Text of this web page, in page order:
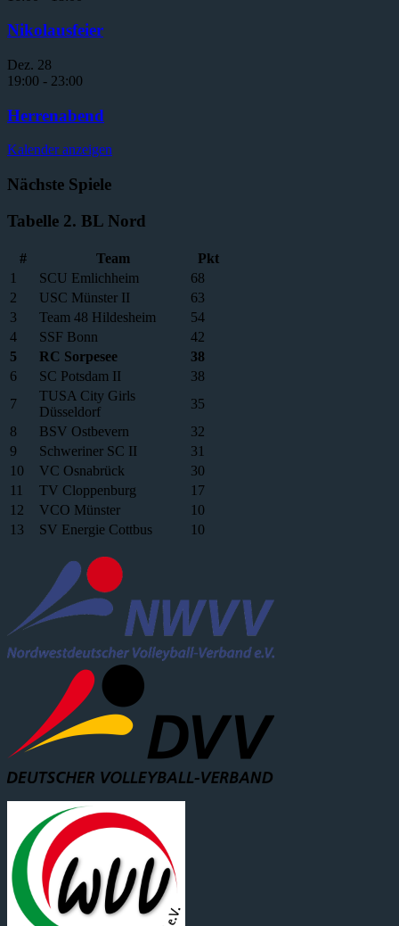
Nikolausfeier
Dez. 28
19:00 - 23:00
Herrenabend
Kalender anzeigen
Nächste Spiele
Tabelle 2. BL Nord
# Team
Pkt
1
SCU Emlichheim
68
2
USC Münster II
63
3
Team 48 Hildesheim
54
4
SSF Bonn
42
5
RC Sorpesee
38
6
SC Potsdam II
38
7
TUSA City Girls
Düsseldorf
35
8
BSV Ostbevern
32
9
Schweriner SC II
31
10
VC Osnabrück
30
11
TV Cloppenburg
17
12
VCO Münster
10
13
SV Energie Cottbus 10